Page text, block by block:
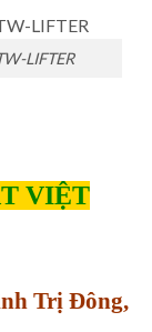
LIFTER
VIỆT
Trị Đông,